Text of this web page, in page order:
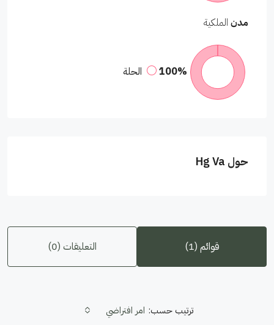
مدن الملكية
100% الحلة
حول Hg Va
قوائم (1) التعليقات (0)
ترتيب حسب: امر افتراضي